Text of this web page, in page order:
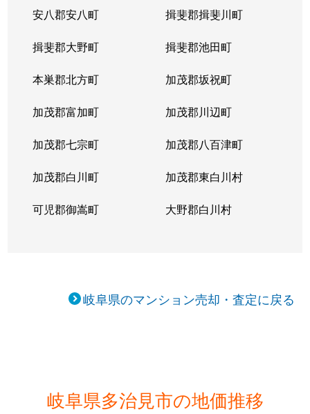
安八郡安八町 揖斐郡揖斐川町
揖斐郡大野町 揖斐郡池田町
本巣郡北方町 加茂郡坂祝町
加茂郡富加町 加茂郡川辺町
加茂郡七宗町 加茂郡八百津町
加茂郡白川町 加茂郡東白川村
可児郡御嵩町 大野郡白川村
岐阜県のマンション売却・査定に戻る
岐阜県多治見市の地価推移